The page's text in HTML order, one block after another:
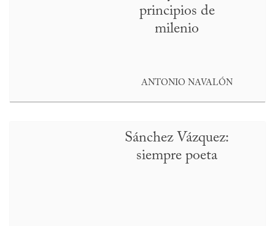
principios de
milenio
ANTONIO NAVALÓN
Sánchez Vázquez:
siempre poeta